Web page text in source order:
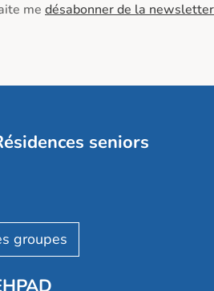
me désabonner de la newsletter
seniors